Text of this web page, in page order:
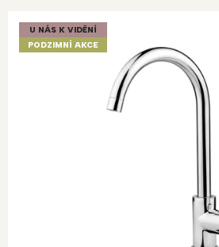
U NÁS K VIDĚNÍ
PODZIMNÍ AKCE